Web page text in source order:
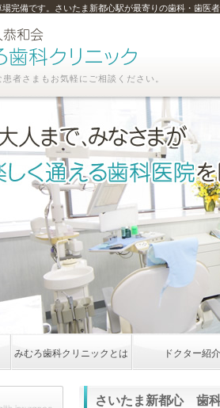
完備です。さいたま新都心駅が最寄りの歯科・歯医
者さまもお気軽にご相談ください。
みむろ歯科クリニックとは ドクター紹介
さいたま新都心 歯